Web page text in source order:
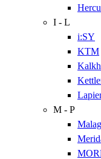
I - L
i:SY
KTM
M - P